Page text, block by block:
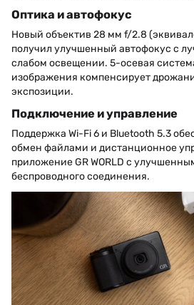
Оптика и автофокус
Новый объектив 28 мм f/2.8
получил улучшенный автофокус с
слабом освещении. 5-осевая
изображения компенсирует
экспозиции.
Подключение и управление
Поддержка Wi-Fi 6 и Bluetooth 5.3
обмен файлами и дистанционное
приложение GR WORLD с
беспроводного соединения.